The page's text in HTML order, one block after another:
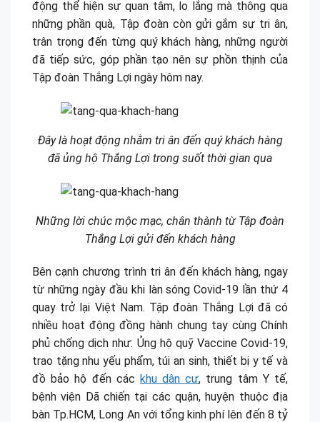
động thể hiện sự quan tâm, lo lắng mà thông qua
những phần quà, Tập đoàn còn gửi gắm sự tri ân,
trân trọng đến từng quý khách hàng, những người
đã tiếp sức, góp phần tạo nên sự phồn thịnh của
Tập đoàn Thắng Lợi ngày hôm nay.
Đây là hoạt động nhằm tri ân đến quý khách hàng
đã ủng hộ Thắng Lợi trong suốt thời gian qua
Những lời chúc mộc mạc, chân thành từ Tập đoàn
Thắng Lợi gửi đến khách hàng
Bên cạnh chương trình tri ân đến khách hàng, ngay
từ những ngày đầu khi làn sóng Covid-19 lần thứ 4
quay trở lại Việt Nam. Tập đoàn Thắng Lợi đã có
nhiều hoạt động đồng hành chung tay cùng Chính
phủ chống dịch như: Ủng hộ quỹ Vaccine Covid-19,
trao tặng nhu yếu phẩm, túi an sinh, thiết bị y tế và
đồ bảo hộ đến các khu dân cư, trung tâm Y tế,
bệnh viện Dã chiến tại các quận, huyện thuộc địa
bàn Tp.HCM, Long An với tổng kinh phí lên đến 8 tỷ